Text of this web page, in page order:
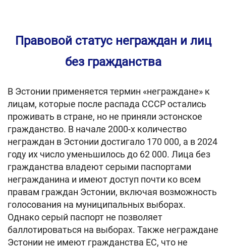
Правовой статус неграждан и лиц
без гражданства
В Эстонии применяется термин «неграждане» к
лицам, которые после распада СССР остались
проживать в стране, но не приняли эстонское
гражданство. В начале 2000-х количество
неграждан в Эстонии достигало 170 000, а в 2024
году их число уменьшилось до 62 000. Лица без
гражданства владеют серыми паспортами
негражданина и имеют доступ почти ко всем
правам граждан Эстонии, включая возможность
голосования на муниципальных выборах.
Однако серый паспорт не позволяет
баллотироваться на выборах. Также неграждане
Эстонии не имеют гражданства ЕС, что не